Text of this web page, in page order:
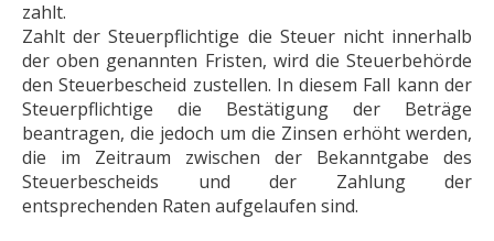
zahlt.
Zahlt der Steuerpflichtige die Steuer nicht innerhalb
der oben genannten Fristen, wird die Steuerbehörde
den Steuerbescheid zustellen. In diesem Fall kann der
Steuerpflichtige die Bestätigung der Beträge
beantragen, die jedoch um die Zinsen erhöht werden,
die im Zeitraum zwischen der Bekanntgabe des
Steuerbescheids und der Zahlung der
entsprechenden Raten aufgelaufen sind.